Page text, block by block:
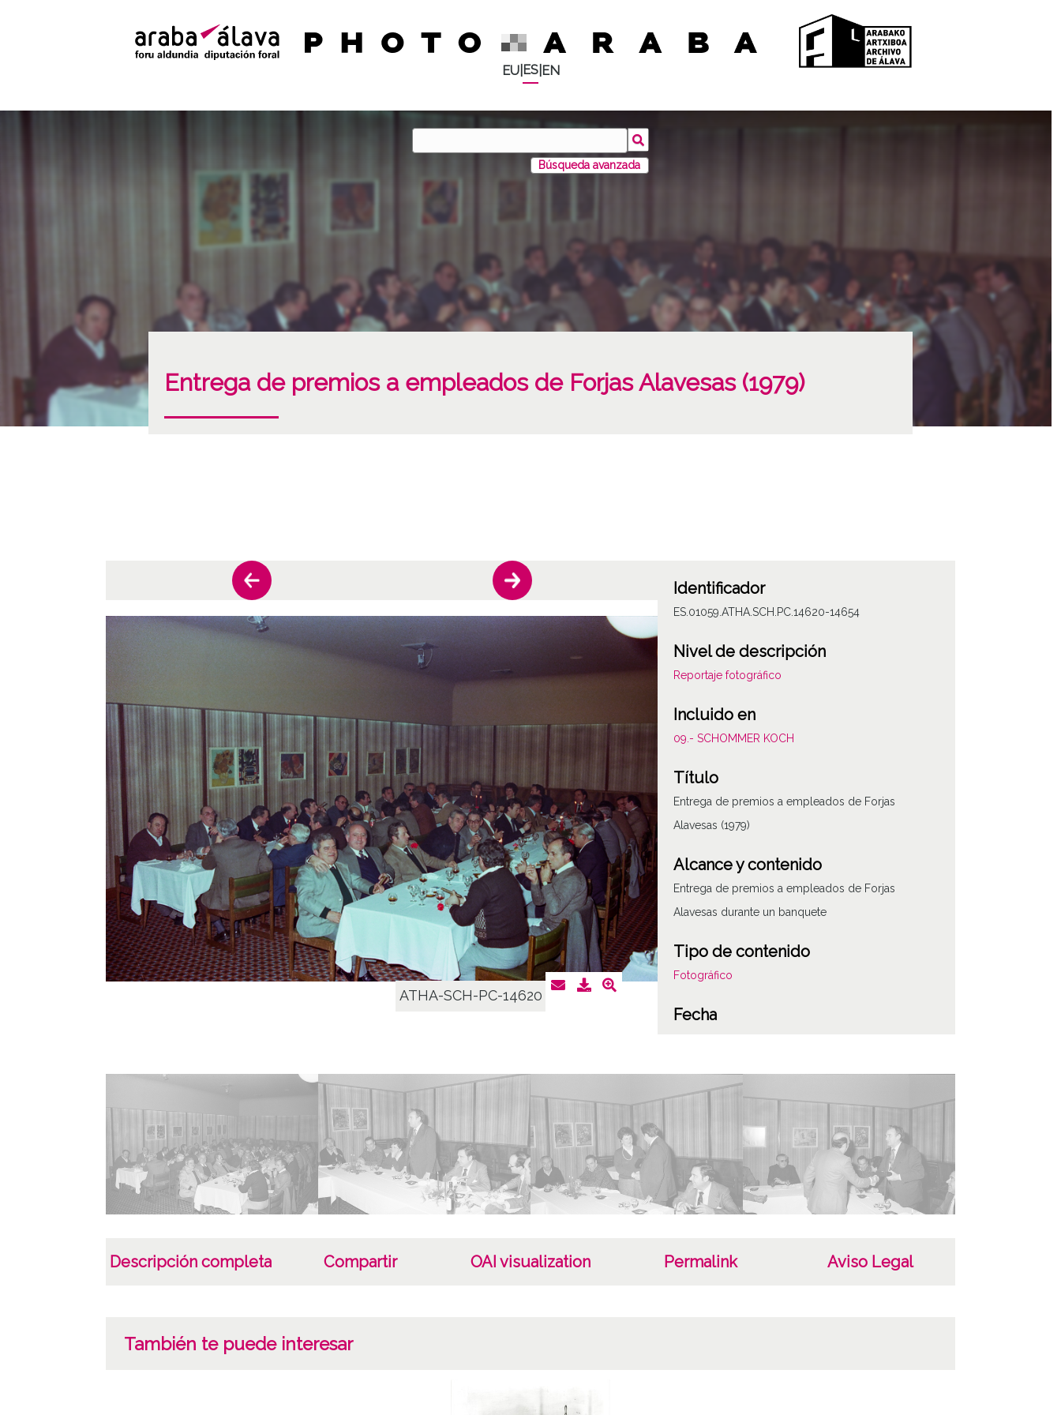
EU| ES| EN
Búsqueda avanzada
Entrega de premios a empleados de Forjas Alavesas (1979)
ATHA-SCH-PC-14620
Identificador
ES.01059.ATHA.SCH.PC.14620-14654
Nivel de descripción
Reportaje fotográfico
Incluido en
09.- SCHOMMER KOCH
Título
Entrega de premios a empleados de Forjas
Alavesas (1979)
Alcance y contenido
Entrega de premios a empleados de Forjas
Alavesas durante un banquete
Tipo de contenido
Fotográfico
Fecha
Notas
Sign originales: Carpetilla 35mm, n° 108
Sign copias: Carpeta 95 - Positivos 14620 a 14654
Licencia de las imágenes
CC BY-NC-SA 4.0
Descripción completa Compartir OAI visualization Permalink Aviso Legal
También te puede interesar